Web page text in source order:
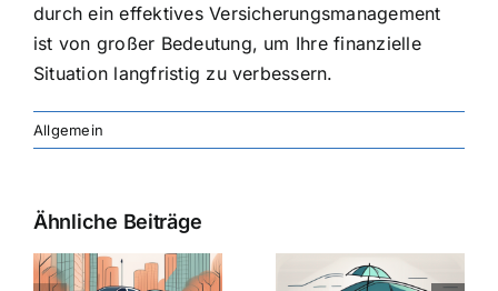
durch ein effektives Versicherungsmanagement
ist von großer Bedeutung, um Ihre finanzielle
Situation langfristig zu verbessern.
Allgemein
Ähnliche Beiträge